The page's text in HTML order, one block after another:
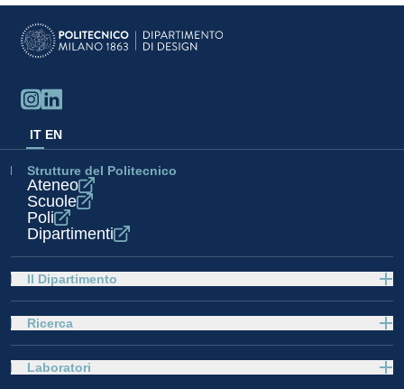
IT EN
Strutture del Politecnico
Ateneo
Scuole
Poli
Dipartimenti
Il Dipartimento
Ricerca
Laboratori